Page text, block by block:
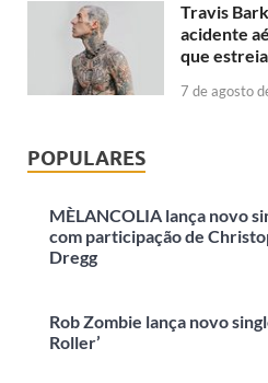
Travis
acidente
que
7 de agosto
POPULARES
MÈLANCOLIA lança novo
com participação de
Dregg
Rob Zombie lança novo
Roller’